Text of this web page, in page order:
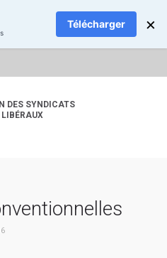
DES SYNDICATS
LIBÉRAUX
ADHÉREZ
Télécharger ×